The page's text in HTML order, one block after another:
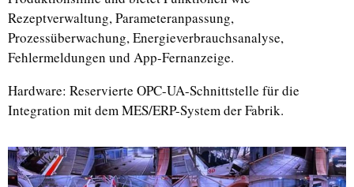
Rezeptverwaltung, Parameteranpassung,
Prozessüberwachung, Energieverbrauchsanalyse,
Fehlermeldungen und App-Fernanzeige.
Hardware: Reservierte OPC-UA-Schnittstelle für die
Integration mit dem MES/ERP-System der Fabrik.